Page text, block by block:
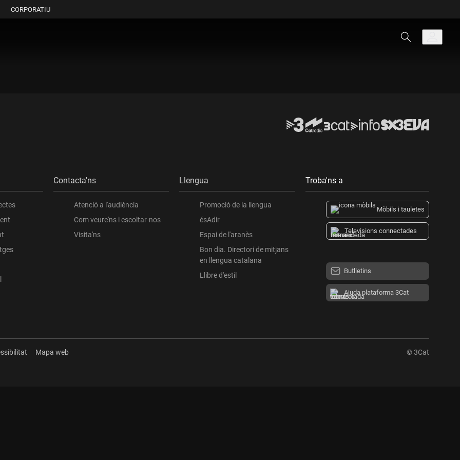
CORPORATIU
Contacta'ns
Atenció a l'audiència
Com veure'ns i escoltar-nos
Visita'ns
Llengua
Promoció de la llengua
ésAdir
Espai de l'aranès
Bon dia. Directori de mitjans
en llengua catalana
Llibre d'estil
Troba'ns a
Mòbils i tauletes
Televisions connectades
Butlletins
Ajuda plataforma 3Cat
Mapa web © 3Cat